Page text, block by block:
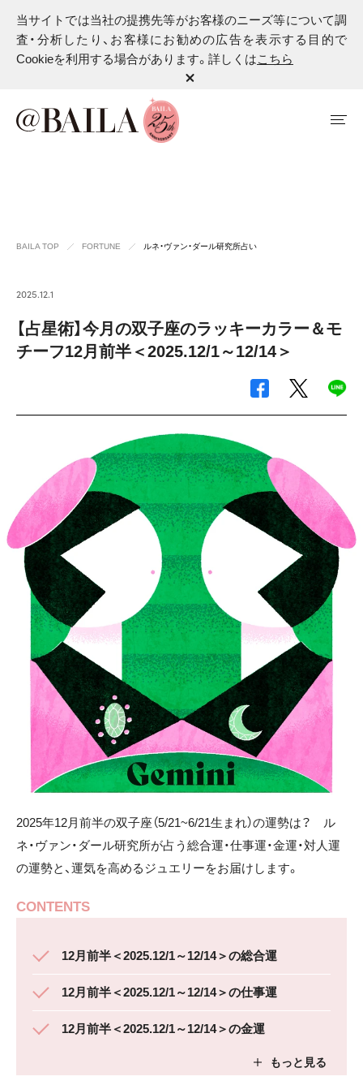
当サイトでは当社の提携先等がお客様のニーズ等について調
査・分析したり、お客様にお勧めの広告を表示する目的で
Cookieを利用する場合があります。詳しくはこちら
BAILA TOP FORTUNE ルネ・ヴァン・ダール研究所占い
2025.12.1
【占星術】今月の双子座のラッキーカラー＆モ
チーフ12月前半＜2025.12/1～12/14＞
2025年12月前半の双子座（5/21~6/21生まれ）の運勢は？ ル
ネ・ヴァン・ダール研究所が占う総合運・仕事運・金運・対人運
の運勢と、運気を高めるジュエリーをお届けします。
CONTENTS
12月前半＜2025.12/1～12/14＞の総合運
12月前半＜2025.12/1～12/14＞の仕事運
12月前半＜2025.12/1～12/14＞の金運